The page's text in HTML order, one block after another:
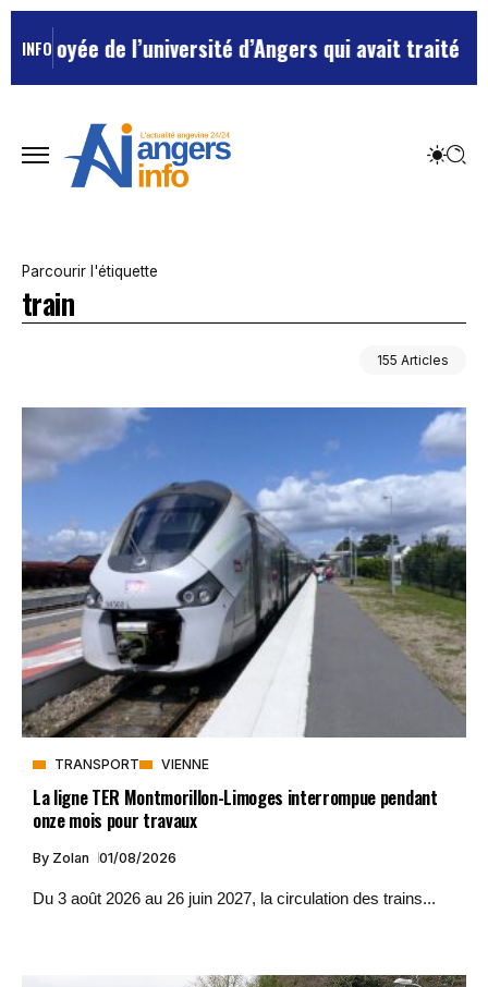
INFO d’Angers qui avait traité ses chefs de
Parcourir l'étiquette
train
155 Articles
TRANSPORT VIENNE
La ligne TER Montmorillon-Limoges interrompue pendant
onze mois pour travaux
By Zolan 01/08/2026
Du 3 août 2026 au 26 juin 2027, la circulation des trains...